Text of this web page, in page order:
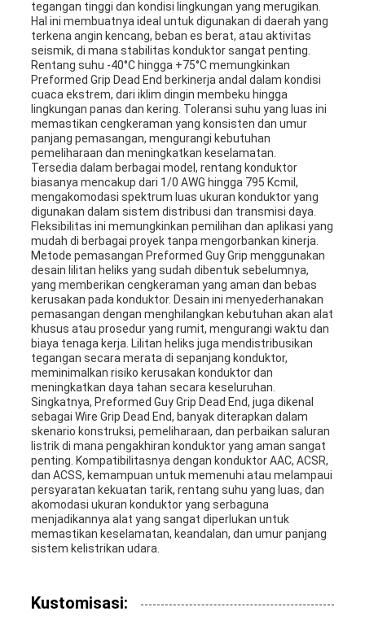
tegangan tinggi dan kondisi lingkungan yang merugikan.
Hal ini membuatnya ideal untuk digunakan di daerah yang
terkena angin kencang, beban es berat, atau aktivitas
seismik, di mana stabilitas konduktor sangat penting.
Rentang suhu -40°C hingga +75°C memungkinkan
Preformed Grip Dead End berkinerja andal dalam kondisi
cuaca ekstrem, dari iklim dingin membeku hingga
lingkungan panas dan kering. Toleransi suhu yang luas ini
memastikan cengkeraman yang konsisten dan umur
panjang pemasangan, mengurangi kebutuhan
pemeliharaan dan meningkatkan keselamatan.
Tersedia dalam berbagai model, rentang konduktor
biasanya mencakup dari 1/0 AWG hingga 795 Kcmil,
mengakomodasi spektrum luas ukuran konduktor yang
digunakan dalam sistem distribusi dan transmisi daya.
Fleksibilitas ini memungkinkan pemilihan dan aplikasi yang
mudah di berbagai proyek tanpa mengorbankan kinerja.
Metode pemasangan Preformed Guy Grip menggunakan
desain lilitan heliks yang sudah dibentuk sebelumnya,
yang memberikan cengkeraman yang aman dan bebas
kerusakan pada konduktor. Desain ini menyederhanakan
pemasangan dengan menghilangkan kebutuhan akan alat
khusus atau prosedur yang rumit, mengurangi waktu dan
biaya tenaga kerja. Lilitan heliks juga mendistribusikan
tegangan secara merata di sepanjang konduktor,
meminimalkan risiko kerusakan konduktor dan
meningkatkan daya tahan secara keseluruhan.
Singkatnya, Preformed Guy Grip Dead End, juga dikenal
sebagai Wire Grip Dead End, banyak diterapkan dalam
skenario konstruksi, pemeliharaan, dan perbaikan saluran
listrik di mana pengakhiran konduktor yang aman sangat
penting. Kompatibilitasnya dengan konduktor AAC, ACSR,
dan ACSS, kemampuan untuk memenuhi atau melampaui
persyaratan kekuatan tarik, rentang suhu yang luas, dan
akomodasi ukuran konduktor yang serbaguna
menjadikannya alat yang sangat diperlukan untuk
memastikan keselamatan, keandalan, dan umur panjang
sistem kelistrikan udara.
Kustomisasi: